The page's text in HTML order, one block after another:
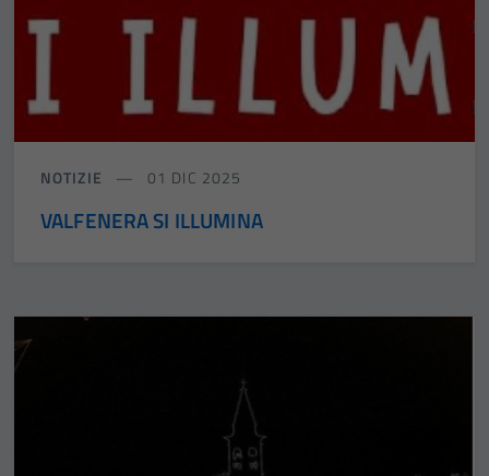
NOTIZIE 01 DIC 2025
VALFENERA SI ILLUMINA